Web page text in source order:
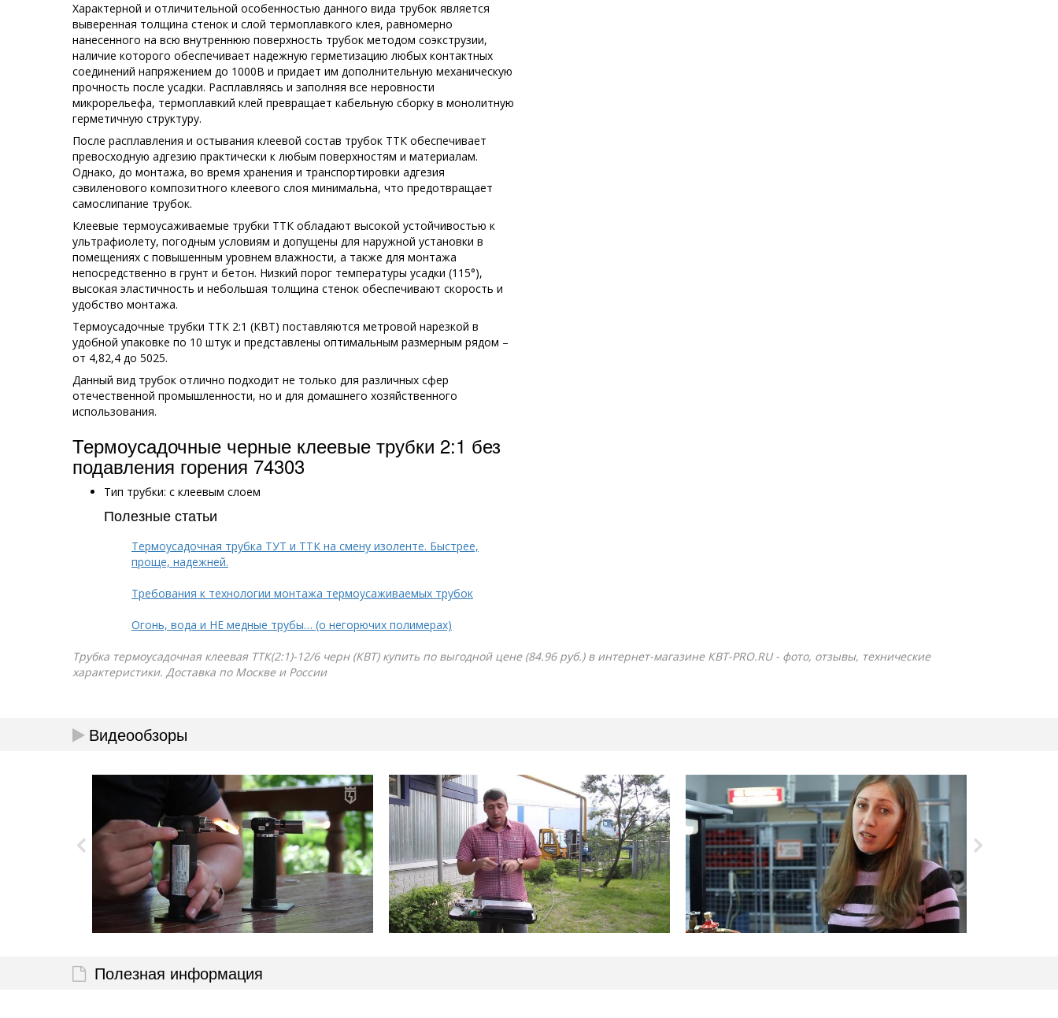
Характерной и отличительной особенностью данного вида трубок является
выверенная толщина стенок и слой термоплавкого клея, равномерно
нанесенного на всю внутреннюю поверхность трубок методом соэкструзии,
наличие которого обеспечивает надежную герметизацию любых контактных
соединений напряжением до 1000В и придает им дополнительную механическую
прочность после усадки. Расплавляясь и заполняя все неровности
микрорельефа, термоплавкий клей превращает кабельную сборку в монолитную
герметичную структуру.
После расплавления и остывания клеевой состав трубок ТТК обеспечивает
превосходную адгезию практически к любым поверхностям и материалам.
Однако, до монтажа, во время хранения и транспортировки адгезия
сэвиленового композитного клеевого слоя минимальна, что предотвращает
самослипание трубок.
Клеевые термоусаживаемые трубки ТТК обладают высокой устойчивостью к
ультрафиолету, погодным условиям и допущены для наружной установки в
помещениях с повышенным уровнем влажности, а также для монтажа
непосредственно в грунт и бетон. Низкий порог температуры усадки (115°),
высокая эластичность и небольшая толщина стенок обеспечивают скорость и
удобство монтажа.
Термоусадочные трубки ТТК 2:1 (КВТ) поставляются метровой нарезкой в
удобной упаковке по 10 штук и представлены оптимальным размерным рядом –
от 4,82,4 до 5025.
Данный вид трубок отлично подходит не только для различных сфер
отечественной промышленности, но и для домашнего хозяйственного
использования.
Термоусадочные черные клеевые трубки 2:1 без
подавления горения 74303
Тип трубки: с клеевым слоем
Полезные статьи
Термоусадочная трубка ТУТ и ТТК на смену изоленте. Быстрее,
проще, надежней.
Требования к технологии монтажа термоусаживаемых трубок
Огонь, вода и НЕ медные трубы… (о негорючих полимерах)
Трубка термоусадочная клеевая ТТК(2:1)-12/6 черн (КВТ) купить по выгодной цене (84.96 руб.) в интернет-магазине КВТ-PRO.RU - фото, отзывы, технические
характеристики. Доставка по Москве и России
Видеообзоры
Полезная информация